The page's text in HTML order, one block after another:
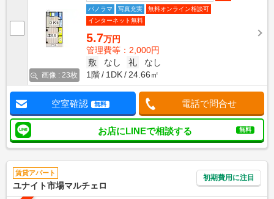
画像 : 23枚
パノラマ
写真充実
無料オンライン相談可
インターネット無料
5.7万円
管理費等：2,000円
敷
なし 礼
なし
1階
1DK 24.66㎡
空室確認 無料 電話で問合せ
お店にLINEで相談する 無料
賃貸アパート
ユナイト市場マルチェロ
初期費用に注目